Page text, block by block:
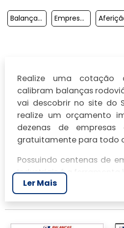
Balanças Rodoviárias Manutenção Empresas De Calibração De Balanças Rodoviárias
Realize uma cotação
calibram balanças
vai descobrir no site do
realize um orçamento
dezenas de
gratuitamente para todo
Possuindo centenas de
Industriais é a ferramenta
mais completo da
realizar um orçamento
calibram balanças
em um ou mais dos
Ler Mais